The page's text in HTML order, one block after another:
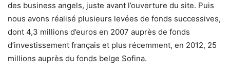
des business angels, juste avant l’ouverture du site. Puis
nous avons réalisé plusieurs levées de fonds successives,
dont 4,3 millions d’euros en 2007 auprès de fonds
d’investissement français et plus récemment, en 2012, 25
millions auprès du fonds belge Sofina.